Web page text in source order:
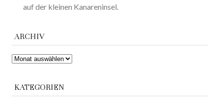
auf der kleinen Kanareninsel.
ARCHIV
ARCHIV
KATEGORIEN